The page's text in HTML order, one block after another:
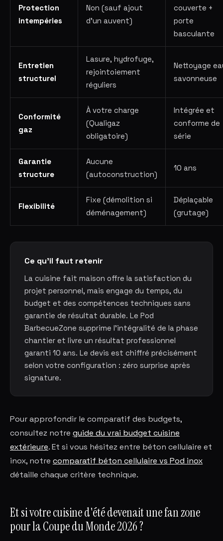
Protection
intempéries
Non (sauf ajout
d'un auvent)
couverte +
porte
basculante
Entretien
structurel
Lasure, hydrofuge,
rejointoiement
réguliers
Nettoyage
savonneuse
Conformité
gaz
À votre charge
(Qualigaz
obligatoire)
Intégrée et
conforme de
série
Garantie
structure
Aucune
(autoconstruction)
10 ans
Flexibilité
Fixe (démolition si
déménagement)
Déplaçable
(grutage)
Ce qu'il faut retenir
La cuisine fait maison offre la satisfaction du
projet personnel, mais engage du temps, du
budget et des compétences techniques sans
garantie de résultat durable. Le Pod
BarbecueZone supprime l'intégralité de la phase
chantier et livre un résultat professionnel
garanti 10 ans. Le devis est chiffré précisément
selon votre configuration : zéro surprise après
signature.
Pour approfondir le comparatif des budgets,
consultez notre guide du vrai budget cuisine
extérieure. Et si vous hésitez entre béton cellulaire et
inox, notre comparatif béton cellulaire vs Pod inox
détaille chaque critère technique.
Et si votre cuisine d'été devenait une fan zone
pour la Coupe du Monde 2026 ?